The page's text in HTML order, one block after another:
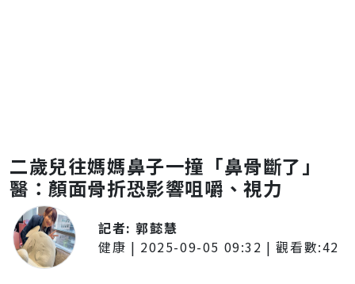
二歲兒往媽媽鼻子一撞「鼻骨斷了」
醫：顏面骨折恐影響咀嚼、視力
記者:郭懿慧
健康 | 2025-09-05 09:32 | 觀看數:42